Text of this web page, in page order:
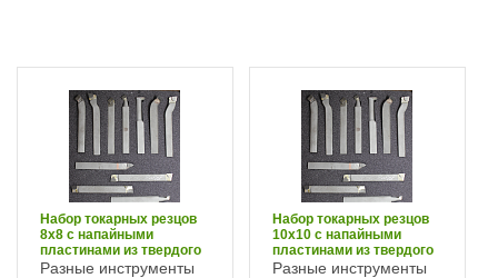
Набор токарных резцов
8х8 с напайными
пластинами из твердого
сплава
Разные инструменты
Набор токарных резцов
10х10 с напайными
пластинами из твердого
сплава
Разные инструменты